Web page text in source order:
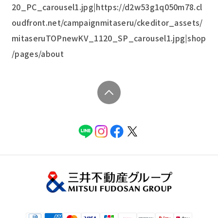
20_PC_carousel1.jpg|https://d2w53g1q050m78.cl
oudfront.net/campaignmitaseru/ckeditor_assets/
mitaseruTOPnewKV_1120_SP_carousel1.jpg|shop
/pages/about